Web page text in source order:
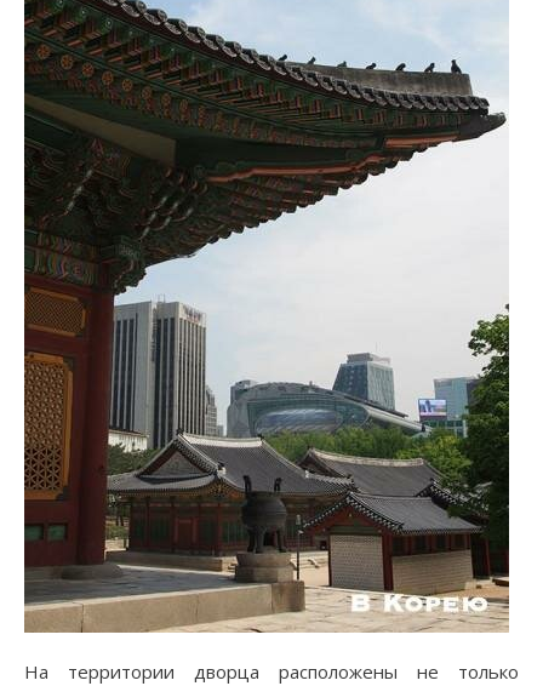
На территории дворца расположены не только